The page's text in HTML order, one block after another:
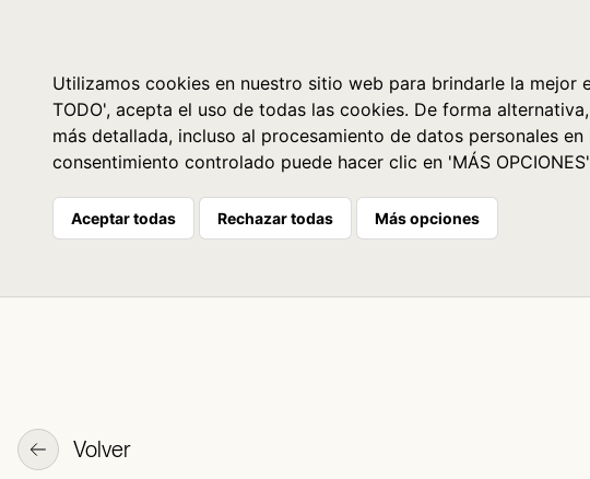
Utilizamos cookies en nuestro sitio web para brindarle la mejor
TODO', acepta el uso de todas las cookies. De forma
más detallada, incluso al procesamiento de datos personales
consentimiento controlado puede hacer clic en 'MÁS
Aceptar todas Rechazar todas Más opciones
Volver